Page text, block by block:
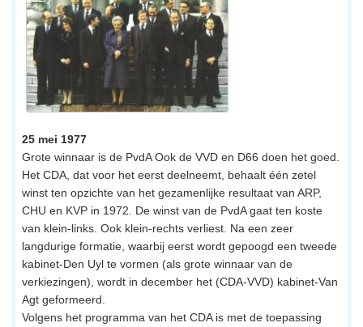
25 mei 1977
Grote winnaar is de PvdA Ook de VVD en D66 doen het goed.
Het CDA, dat voor het eerst deelneemt, behaalt één zetel
winst ten opzichte van het gezamenlijke resultaat van ARP,
CHU en KVP in 1972. De winst van de PvdA gaat ten koste
van klein-links. Ook klein-rechts verliest. Na een zeer
langdurige formatie, waarbij eerst wordt gepoogd een tweede
kabinet-Den Uyl te vormen (als grote winnaar van de
verkiezingen), wordt in december het (CDA-VVD) kabinet-Van
Agt geformeerd.
Volgens het programma van het CDA is met de toepassing